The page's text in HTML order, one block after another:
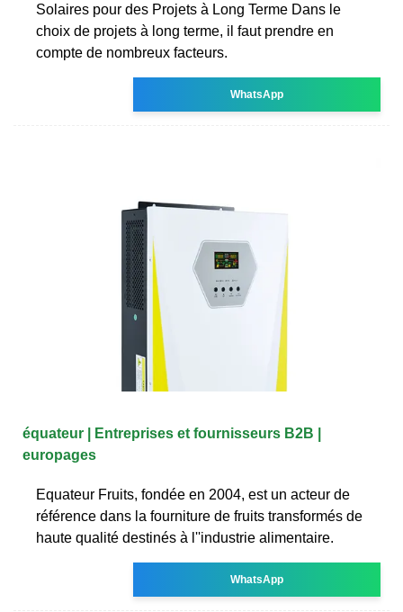
Solaires pour des Projets à Long Terme Dans le
choix de projets à long terme, il faut prendre en
compte de nombreux facteurs.
WhatsApp
équateur | Entreprises et fournisseurs B2B |
europages
Equateur Fruits, fondée en 2004, est un acteur de
référence dans la fourniture de fruits transformés de
haute qualité destinés à l''industrie alimentaire.
WhatsApp